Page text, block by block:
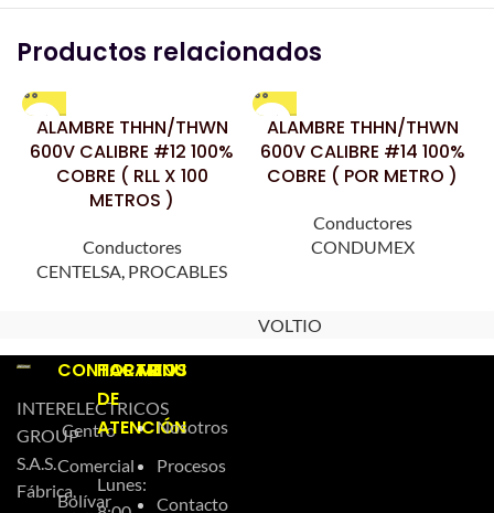
Productos relacionados
ALAMBRE THHN/THWN
600V CALIBRE #12 100%
COBRE ( RLL X 100
METROS )
Conductores
CENTELSA, PROCABLES
ALAMBRE THHN/THWN
600V CALIBRE #14 100%
COBRE ( POR METRO )
Conductores
CONDUMEX
VOLTIO
INTERELECTRICOS
GROUP
S.A.S.
Fábrica,
CONTACTO
Centro
Comercial
Bolívar
HORARIOS
DE
ATENCIÓN
Lunes:
MENU
Nosotros
Procesos
Contacto